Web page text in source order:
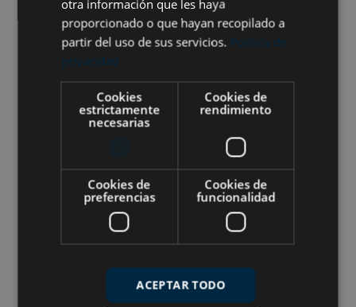
Posible extensión “Baja california” al finalizar el
vida a bordo.
*El precio final del viaje dependerá de la
cotización del dolar en el momento y de los
*Cualquier variación en las tasas del parque se
comunicará antes del viaje y abonarán en el
pagarán en el momento de emisión de los
otra información que les haya
proporcionado o que hayan recopilado a
partir del uso de sus servicios. Política de
privacidad
Cookies
estrictamente
necesarias
Cookies de
rendimiento
Cookies de
preferencias
Cookies de
funcionalidad
ACEPTAR TODO